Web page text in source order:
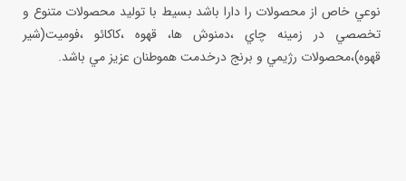
نوعي خاص از محصولات را دارا باشد بسيط با توليد محصولات متنوع و
تخصصي در زمينه چاي ،دمنوش ها، قهوه ،كاكائو ،فوميت(شير
قهوه)،محصولات رژيمي و برنج درخدمت هموطنان عزيز مي باشد.